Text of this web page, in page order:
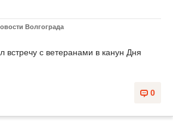
Волгограда
встречу с ветеранами в канун Дня
0